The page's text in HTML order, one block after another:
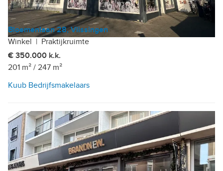
Bloemenlaan 28, Vlissingen
Winkel | Praktijkruimte
€ 350.000 k.k.
201 m² / 247 m²
Kuub Bedrijfsmakelaars